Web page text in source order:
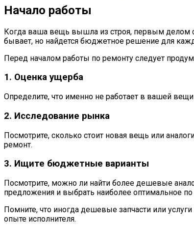
Начало работы
Когда ваша вещь вышла из строя, первым делом
бывает, но найдется бюджетное решение для
Перед началом работы по ремонту следует
1. Оценка ущерба
Определите, что именно не работает в вашей
2. Исследование рынка
Посмотрите, сколько стоит новая вещь или
ремонт.
3. Ищите бюджетные варианты
Посмотрите, можно ли найти более дешевые
предложения и выбрать наиболее оптимальное по
Помните, что иногда дешевые запчасти или
опыте исполнителя.